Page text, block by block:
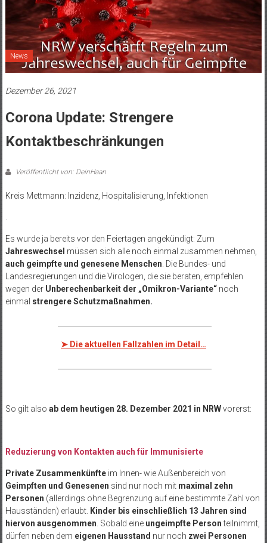
News
Dezember 26, 2021
Corona Update: Strengere
Kontaktbeschränkungen
Veröffentlicht von: DeinHaan
Kreis Mettmann: Inzidenz, Hospitalisierung, Infektionen
Es wurde ja bereits vor den Feiertagen angekündigt: Zum
Jahreswechsel müssen sich alle noch einmal zusammen nehmen,
auch geimpfte und genesene Menschen . Die Bundes- und
Landesregierungen und die Virologen, die sie beraten, empfehlen
wegen der Unberechenbarkeit der „Omikron-Variante“noch
einmal strengere Schutzmaßnahmen.
➤ Die aktuellen Fallzahlen im Detail…
So gilt also ab dem heutigen 28. Dezember 2021 in NRWvorerst:
Reduzierung von Kontakten auch für Immunisierte
Private Zusammenkünfteim Innen- wie Außenbereich von
Geimpften und Genesenen sind nur noch mit maximal zehn
Personen (allerdings ohne Begrenzung auf eine bestimmte Zahl von
Hausständen) erlaubt. Kinder bis einschließlich 13 Jahren sind
hiervon ausgenommen . Sobald eine ungeimpfte Personteilnimmt,
dürfen neben dem eigenen Hausstand nur noch zwei Personen